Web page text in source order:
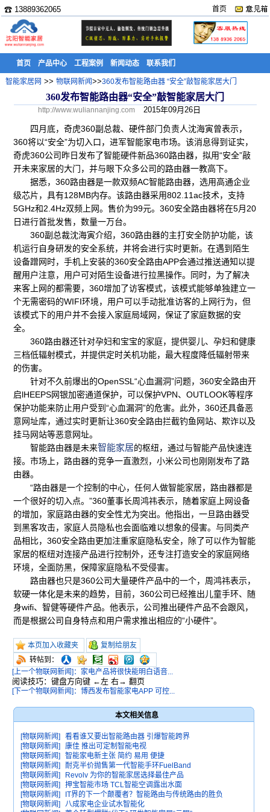
☎ 13889362065 首页
首页 产品中心 工程案例 新闻动态 联系我们
智能家居网 >> 物联网新闻>>360发布智能路由器 “安全”敲智能家居大门
360发布智能路由器“安全”敲智能家居大门
http://www.wuliannanjing.com 2015年09月26日
四月底，奇虎360副总裁、硬件部门负责人沈海寅曾表示，
360将以“安全”为切入口，进军智能家电市场。该消息得到证实，
奇虎360公司昨日发布了智能硬件新品360路由器，拟用“安全”敲
开未来家居的大门，并与眼下众多公司的路由器一教高下。
据悉，360路由器是一款双频AC智能路由器，选用高通企业
级芯片，具有128MB内存。该路由器采用802.11ac技术，支持
5GHz和2.4Hz双频上网。售价为99元。360安全路由器将在5月20
日进行首批发售，数量一万台。
360副总裁沈海寅介绍，360路由器的主打安全防护功能，该
机运行自身研发的安全系统，并将会进行实时更新。在遇到陌生
设备蹭网时，手机上安装的360安全路由APP会通过推送通知以提
醒用户注意，用户可对陌生设备进行拉黑操作。同时，为了解决
来客上网的都需要，360增加了访客模式，该模式能够单独建立一
个无需密码的WIFI环境，用户可以手动批准访客的上网行为，但
该模式下的用户并不会接入家庭局域网，保证了家庭数据的安
全。
360路由器还针对孕妇和宝宝的家庭，提供婴儿、孕妇和健康
三档低辐射模式，并提供定时关机功能，最大程度降低辐射带来
的伤害。
针对不久前爆出的OpenSSL“心血漏洞”问题，360安全路由开
启lHEEPS网银加密通道保护，可以保护VPN、OUTLOOK等程序
保护功能来防止用户受到“心血漏洞”的危害。此外，360还具备恶
意网址库，通过实时更新让360安全路由拦截钓鱼网站、欺诈以及
挂马网站等恶意网址。
智能路由器是未来智能家居的枢纽，通过与智能产品快速连
接。市场上，路由器的竞争一直激烈，小米公司也刚刚发布了路
由器。
“路由器是一个控制的中心，任何人做智能家居，路由器都是
一个很好的切入点。”360董事长周鸿祎表示，随着家庭上网设备
的增加，家庭路由器的安全性尤为突出。他指出，一旦路由器受
到黑客攻击，家庭人员隐私也会面临难以想象的侵害。与同类产
品相比，360安全路由更加注重家庭隐私安全，除了可以作为智能
家居的枢纽对连接产品进行控制外，还专注打造安全的家庭网络
环境，全面防黑，保障家庭隐私不受侵害。
路由器也只是360公司大量硬件产品中的一个，周鸿祎表示，
软硬一体化是未来的趋势，目前，360公司已经推出儿童手环、随
身wifi、智健等硬件产品。他表示，公司推出硬件产品不会跟风，
而是根据公司自身特点和用户需求推出相应的“小硬件”。
本页加入收藏夹
复制给朋友
转帖到：
[上一个物联网新闻]：家电产品将很快能明白语音...
阅读技巧：键盘方向键 ←左 右→ 翻页
[下一个物联网新闻]：博西发布智能家电APP 可控...
本文相关信息
[物联网新闻]
看看谁又要出智能路由器 引爆智能跨界
[物联网新闻]
康佳 推出可定制智能电视
[物联网新闻]
智能家电新主张 简约 易用 便捷
[物联网新闻]
耐克半价抛售第一代智能手环FuelBand
[物联网新闻]
Revolv 为你的智能家居选择最佳产品
[物联网新闻]
押宝智能市场 TCL智能空调露出水面
[物联网新闻]
IT界的下一个颠覆者？智能路由与传统路由的胜负
[物联网新闻]
八成家电企业试水智能化